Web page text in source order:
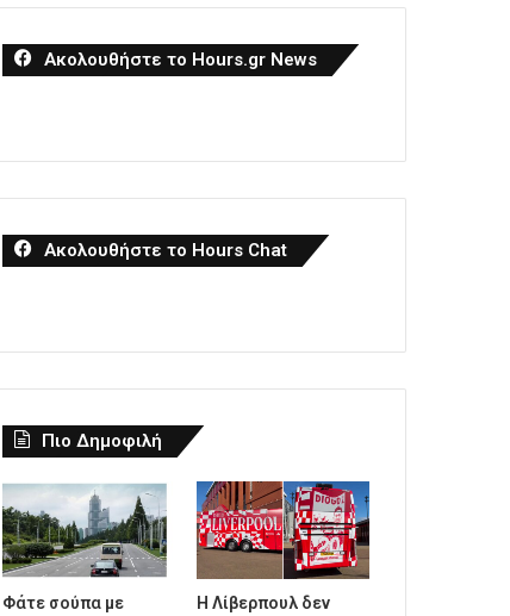
Ακολουθήστε το Hours.gr News
Ακολουθήστε το Hours Chat
Πιο Δημοφιλή
Φάτε σούπα με
Η Λίβερπουλ δεν